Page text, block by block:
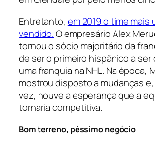
Entretanto, em 2019 o time mais
vendido.O empresário Alex
tornou o sócio majoritário da
de ser o primeiro hispânico a ser
uma franquia na NHL. Na época,
mostrou disposto a mudanças e,
vez, houve a esperança que a
tornaria competitiva.
Bom terreno, péssimo negócio